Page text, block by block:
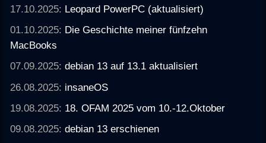
17.10.2025: Leopard PowerPC (aktualisiert)
01.10.2025: Die Geschichte meiner fünfzehn
MacBooks
07.09.2025:debian 13 auf 13.1 aktualisiert
26.08.2025: insaneOS
19.08.2025: 18. OFAM 2025 vom 10.-12.Oktober
09.08.2025:debian 13 erschienen